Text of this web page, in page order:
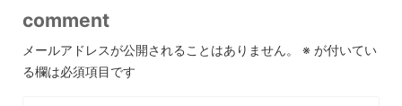
comment
メールアドレスが公開されることはありません。 ※ が付いてい
る欄は必須項目です